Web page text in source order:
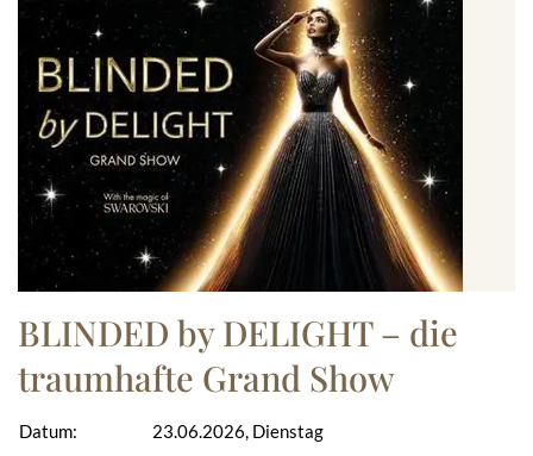
BLINDED by DELIGHT – die
traumhafte Grand Show
Datum:
23.06.2026, Dienstag